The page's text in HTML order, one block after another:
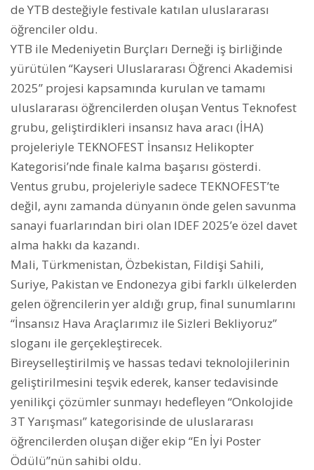
de YTB desteğiyle festivale katılan uluslararası
öğrenciler oldu.
YTB ile Medeniyetin Burçları Derneği iş birliğinde
yürütülen “Kayseri Uluslararası Öğrenci Akademisi
2025” projesi kapsamında kurulan ve tamamı
uluslararası öğrencilerden oluşan Ventus Teknofest
grubu, geliştirdikleri insansız hava aracı (İHA)
projeleriyle TEKNOFEST İnsansız Helikopter
Kategorisi’nde finale kalma başarısı gösterdi.
Ventus grubu, projeleriyle sadece TEKNOFEST’te
değil, aynı zamanda dünyanın önde gelen savunma
sanayi fuarlarından biri olan IDEF 2025’e özel davet
alma hakkı da kazandı.
Mali, Türkmenistan, Özbekistan, Fildişi Sahili,
Suriye, Pakistan ve Endonezya gibi farklı ülkelerden
gelen öğrencilerin yer aldığı grup, final sunumlarını
“İnsansız Hava Araçlarımız ile Sizleri Bekliyoruz”
sloganı ile gerçekleştirecek.
Bireyselleştirilmiş ve hassas tedavi teknolojilerinin
geliştirilmesini teşvik ederek, kanser tedavisinde
yenilikçi çözümler sunmayı hedefleyen “Onkolojide
3T Yarışması” kategorisinde de uluslararası
öğrencilerden oluşan diğer ekip “En İyi Poster
Ödülü”nün sahibi oldu.